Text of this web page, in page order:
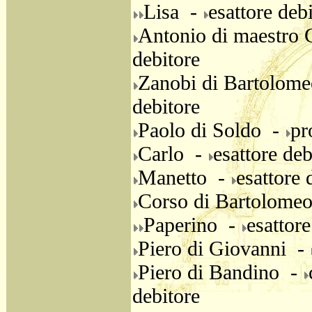
Lisa - esattore
Antonio di maestro
debitore
Zanobi di
debitore
Paolo di Soldo -
Carlo - esattore
Manetto - esattore
Corso di
Paperino -
Piero di Giovanni -
Piero di Bandino -
debitore